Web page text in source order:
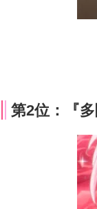
第2位：『